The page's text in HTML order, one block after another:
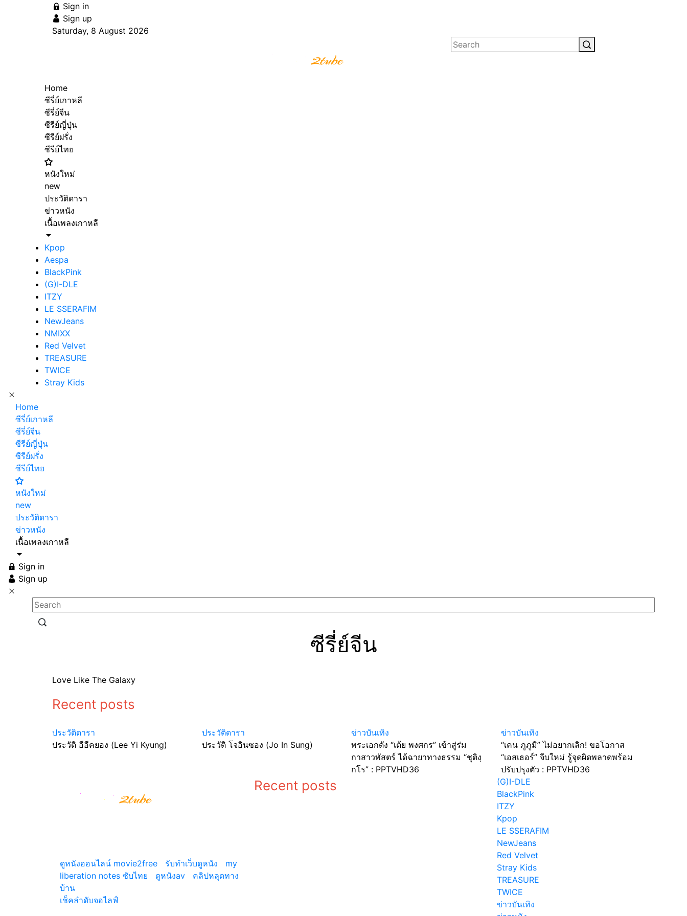
Sign in
Sign up
Saturday, 8 August 2026
Home
ซีรี่ย์เกาหลี
ซีรี่ย์จีน
ซีรีย์ญี่ปุ่น
ซีรีย์ฝรั่ง
ซีรีย์ไทย
หนังใหม่
new
ประวัติดารา
ข่าวหนัง
เนื้อเพลงเกาหลี
Kpop
Aespa
BlackPink
(G)I-DLE
ITZY
LE SSERAFIM
NewJeans
NMIXX
Red Velvet
TREASURE
TWICE
Stray Kids
Home
ซีรี่ย์เกาหลี
ซีรี่ย์จีน
ซีรีย์ญี่ปุ่น
ซีรีย์ฝรั่ง
ซีรีย์ไทย
หนังใหม่
new
ประวัติดารา
ข่าวหนัง
เนื้อเพลงเกาหลี
Sign in
Sign up
ซีรี่ย์จีน
Love Like The Galaxy
Recent posts
ประวัติดารา
ประวัติ อีอีคยอง (Lee Yi Kyung)
ประวัติดารา
ประวัติ โจอินซอง (Jo In Sung)
ข่าวบันเทิง
พระเอกดัง “เต้ย พงศกร” เข้าสู่ร่ม
กาสาวพัสตร์ ได้ฉายาทางธรรม “ชุติงฺ
กโร” : PPTVHD36
ข่าวบันเทิง
“เคน ภูภูมิ” ไม่อยากเลิก! ขอโอกาส
“เอสเธอร์” จีบใหม่ รู้จุดผิดพลาดพร้อม
ปรับปรุงตัว : PPTVHD36
ดูหนังออนไลน์ movie2free
รับทำเว็บดูหนัง
my
liberation notes ซับไทย
ดูหนังav
คลิปหลุดทาง
บ้าน
เช็คลำดับจอไลฟ์
Recent posts
(G)I-DLE
BlackPink
ITZY
Kpop
LE SSERAFIM
NewJeans
Red Velvet
Stray Kids
TREASURE
TWICE
ข่าวบันเทิง